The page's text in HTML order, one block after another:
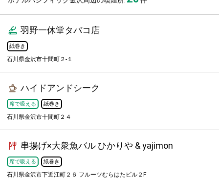
羽野一休堂タバコ店
紙巻き
石川県金沢市十間町２-１
ハイドアンドシーク
席で吸える 紙巻き
石川県金沢市十間町２４
串揚げ×大衆魚バル ひかりや & yajimon
席で吸える 紙巻き
石川県金沢市下近江町２６ フルーツむらはたビル２F